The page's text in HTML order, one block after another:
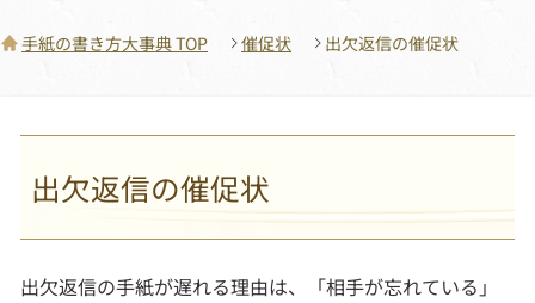
手紙の書き方大事典 TOP 催促状 出欠返信の催促状
出欠返信の催促状
出欠返信の手紙が遅れる理由は、「相手が忘れている」